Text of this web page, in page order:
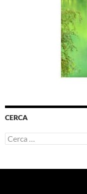
CERCA
Ricerca
per: